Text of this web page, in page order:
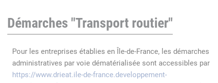
Démarches "Transport routier"
Pour les entreprises établies en Île-de-France, les démarches
administratives par voie dématérialisée sont accessibles par
https://www.drieat.ile-de-france.developpement-